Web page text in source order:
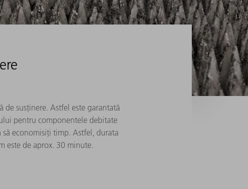
de susținere. Astfel este garantată
pentru componentele debitate
să economisiți timp. Astfel, durata
este de aprox. 30 minute.